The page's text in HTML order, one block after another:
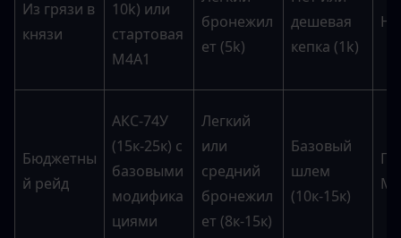
Из грязи в
князи
10k) или
стартовая
M4A1
бронежил
ет (5k)
дешевая
кепка (1k)
Бюджетны
й рейд
АКС-74У
(15к-25к) с
базовыми
модифика
циями
Легкий
или
средний
бронежил
ет (8к-15к)
Базовый
шлем
(10к-15к)